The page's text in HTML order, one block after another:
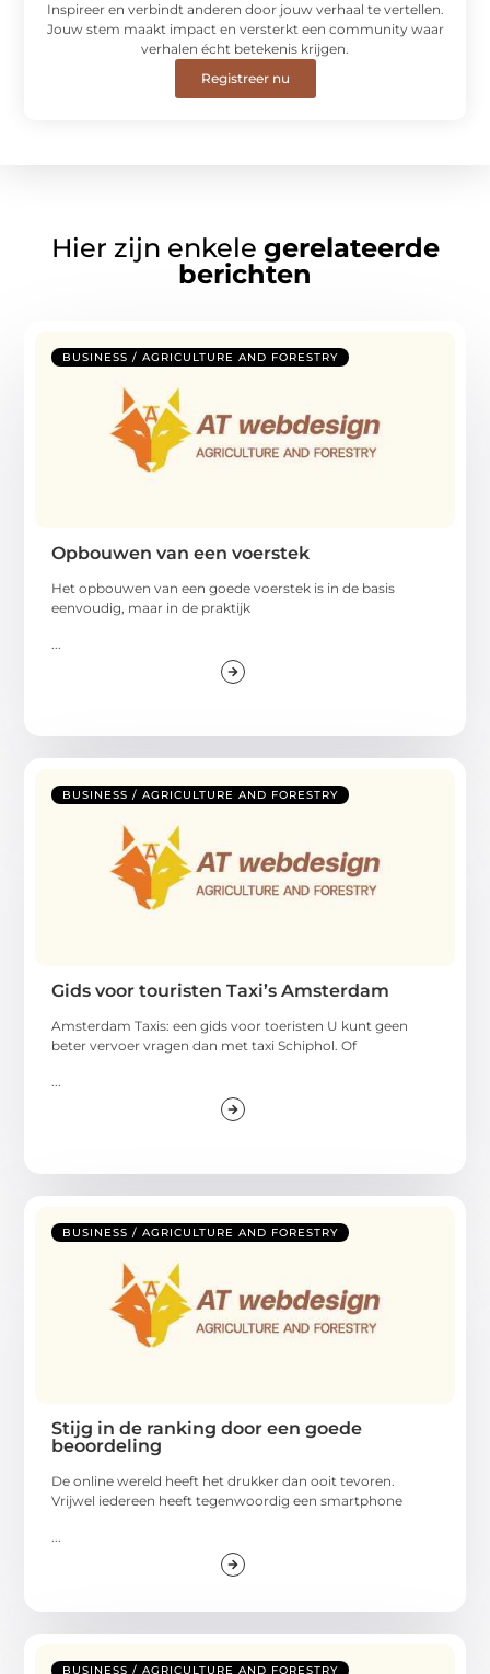
Inspireer en verbindt anderen door jouw verhaal te vertellen.
Jouw stem maakt impact en versterkt een community waar
verhalen écht betekenis krijgen.
Registreer nu
Hier zijn enkele gerelateerde
berichten
BUSINESS / AGRICULTURE AND FORESTRY
Opbouwen van een voerstek
Het opbouwen van een goede voerstek is in de basis
eenvoudig, maar in de praktijk
BUSINESS / AGRICULTURE AND FORESTRY
Gids voor touristen Taxi’s Amsterdam
Amsterdam Taxis: een gids voor toeristen U kunt geen
beter vervoer vragen dan met taxi Schiphol. Of
BUSINESS / AGRICULTURE AND FORESTRY
Stijg in de ranking door een goede
beoordeling
De online wereld heeft het drukker dan ooit tevoren.
Vrijwel iedereen heeft tegenwoordig een smartphone
BUSINESS / AGRICULTURE AND FORESTRY